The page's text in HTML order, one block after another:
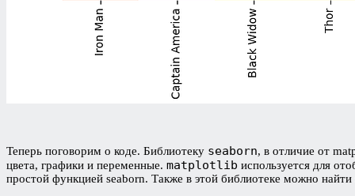
Теперь поговорим о коде. Библиотеку seaborn, в отличие от
цвета, графики и переменные. matplotlib используется для
простой функцией seaborn. Также в этой библиотеке можно